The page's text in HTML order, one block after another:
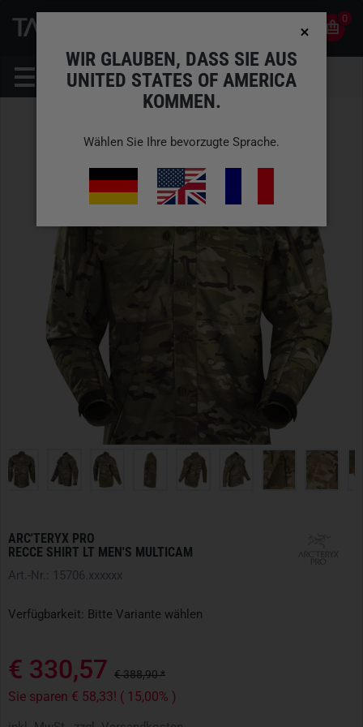
0
ARC'TERYX PRO
RECCE SHIRT LT MEN'S MULTICAM
Art.-Nr.: 15706.xxxxxx
Verfügbarkeit: Bitte Variante wählen
€ 330,57 € 388,90 *
Sie sparen € 58,33! ( 15,00% )
WIR GLAUBEN, DASS SIE AUS
UNITED STATES OF AMERICA
KOMMEN.
Wählen Sie Ihre bevorzugte Sprache.